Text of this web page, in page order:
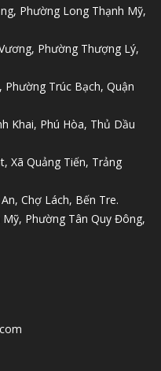
Phường Long Thạnh Mỹ,
Phường Thượng Lý,
Phường Trúc Bạch, Quận
Khai, Phú Hòa, Thủ Dầu
Xã Quảng Tiến, Trảng
Chợ Lách, Bến Tre.
Phường Tân Quy Đông,